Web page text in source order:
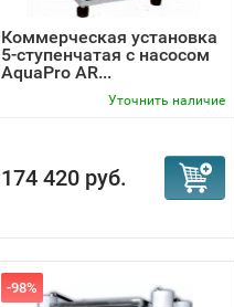
Коммерческая установка
5-ступенчатая с насосом
AquaPro AR...
Уточнить наличие
174 420 руб.
-98%